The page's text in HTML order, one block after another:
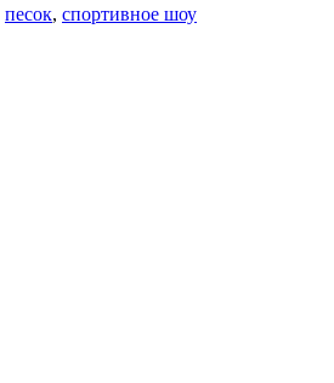
песок, спортивное шоу